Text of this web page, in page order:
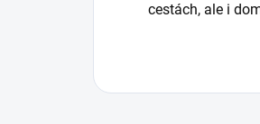
cestách, ale i